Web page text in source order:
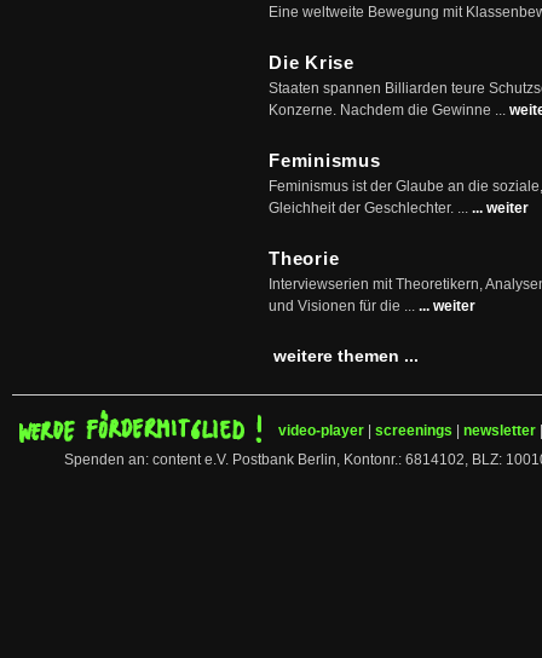
Eine weltweite Bewegung mit
Die Krise
Staaten spannen Billiarden teure
Konzerne. Nachdem die Gewinne ...
Feminismus
Feminismus ist der Glaube an die
Gleichheit der Geschlechter. ... ... weiter
Theorie
Interviewserien mit Theoretikern,
und Visionen für die ... ... weiter
weitere themen ...
video-player screenings newsletter
Spenden an: content e.V. Postbank Berlin, Kontonr.: 6814102, BLZ: